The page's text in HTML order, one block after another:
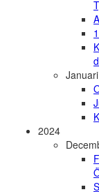
Januari
2024